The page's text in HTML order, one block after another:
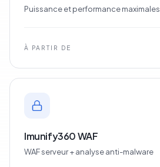
Puissance et performance maximales
À PARTIR DE
Imunify360 WAF
WAF serveur + analyse anti-malware